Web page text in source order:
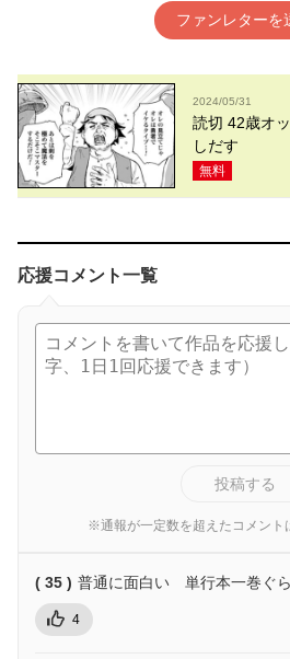
ファンレターを
2024/05/31
読切 42歳オ
しだす
無料
応援コメント一覧
投稿する
※通報が一定数を超えたコメント
( 35 ) 普通に面白い 単行本一巻ぐ
4